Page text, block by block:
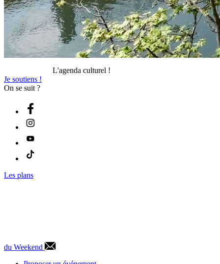
L'agenda culturel !
Je soutiens !
On se suit ?
Les plans
du Weekend